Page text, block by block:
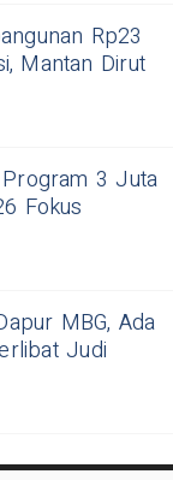
Rp23
Mantan Dirut
3 Juta
Fokus
MBG, Ada
Judi